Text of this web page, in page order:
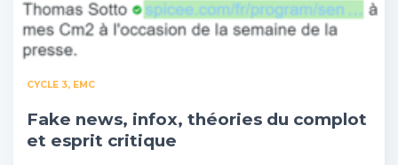
CYCLE 3 EMC
Fake news, infox, théories du complot
et esprit critique